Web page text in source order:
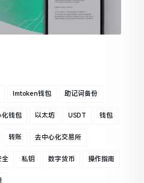
Imtoken钱包 助记词备份
化钱包 以太坊 USDT 钱包
转账 去中心化交易所
全 私钥 数字货币 操作指南